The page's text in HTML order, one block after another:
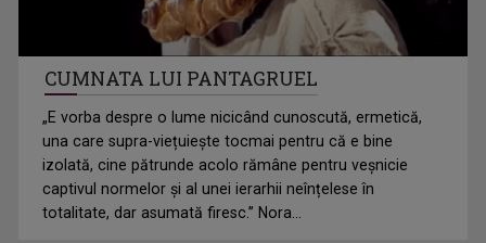
CUMNATA LUI PANTAGRUEL
„E vorba despre o lume nicicând cunoscută, ermetică,
una care supra-viețuiește tocmai pentru că e bine
izolată, cine pătrunde acolo rămâne pentru veșnicie
captivul normelor și al unei ierarhii neînțelese în
totalitate, dar asumată firesc.” Nora...